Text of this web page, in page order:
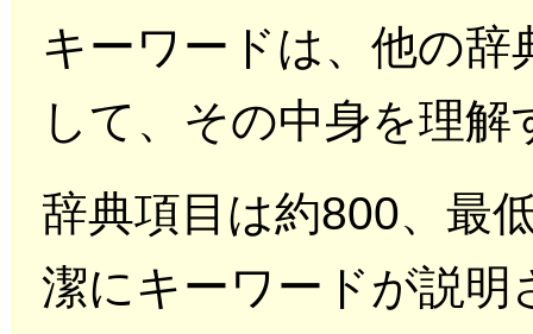
キーワードは、他の
して、その中身を理
辞典項目は約800、最
潔にキーワードが説明